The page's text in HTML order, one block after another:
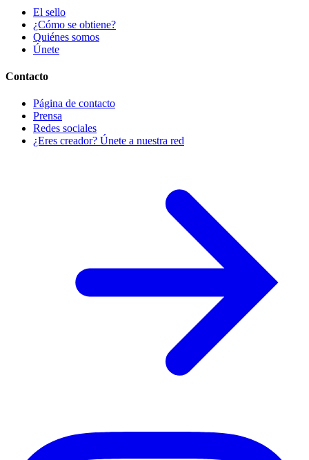
El sello
¿Cómo se obtiene?
Quiénes somos
Únete
Contacto
Página de contacto
Prensa
Redes sociales
¿Eres creador? Únete a nuestra red